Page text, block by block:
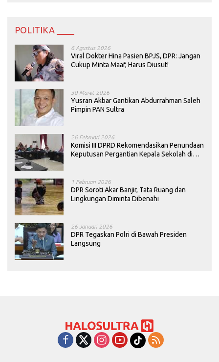
POLITIKA ____
6 Agustus 2026
Viral Dokter Hina Pasien BPJS, DPR: Jangan
Cukup Minta Maaf, Harus Diusut!
30 Maret 2026
Yusran Akbar Gantikan Abdurrahman Saleh
Pimpin PAN Sultra
26 Februari 2026
Komisi III DPRD Rekomendasikan Penundaan
Keputusan Pergantian Kepala Sekolah di
1 Februari 2026
DPR Soroti Akar Banjir, Tata Ruang dan
Lingkungan Diminta Dibenahi
26 Januari 2026
DPR Tegaskan Polri di Bawah Presiden
Langsung